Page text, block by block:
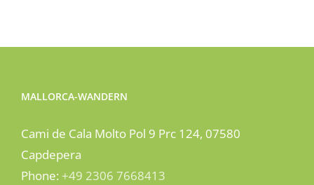
MALLORCA-WANDERN
Cami de Cala Molto Pol 9 Prc 124, 07580
Capdepera
Phone: +49 2306 7668413